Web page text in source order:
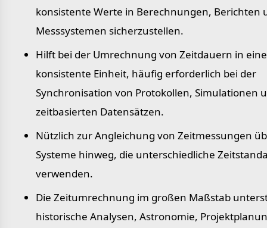
konsistente Werte in Berechnungen, Berichten
Messsystemen sicherzustellen.
Hilft bei der Umrechnung von Zeitdauern in eine
konsistente Einheit, häufig erforderlich bei der
Synchronisation von Protokollen, Simulationen
zeitbasierten Datensätzen.
Nützlich zur Angleichung von Zeitmessungen
Systeme hinweg, die unterschiedliche
verwenden.
Die Zeitumrechnung im großen Maßstab
historische Analysen, Astronomie,